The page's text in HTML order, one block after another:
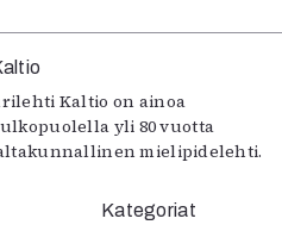
Kaltio on ainoa
yli 80 vuotta
mielipidelehti.
Kategoriat